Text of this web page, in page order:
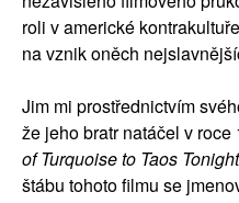
roli v americké
na vznik oněch
Jim mi prostřednictvím
že jeho bratr natáčel v
of Turquoise to Taos Tonight
štábu tohoto filmu se